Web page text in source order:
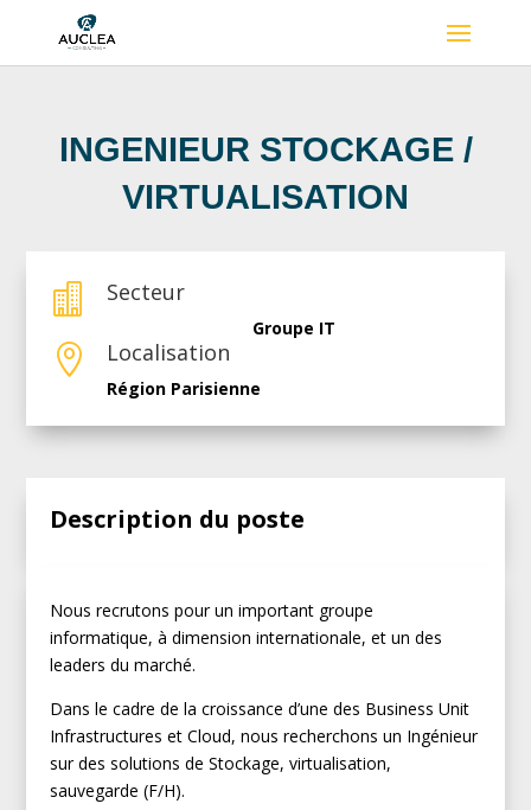
INGENIEUR STOCKAGE /
VIRTUALISATION
 Secteur
Groupe IT
 Localisation
Région Parisienne
Description du poste
Nous recrutons pour un important groupe
informatique, à dimension internationale, et un des
leaders du marché.
Dans le cadre de la croissance d’une des Business Unit
Infrastructures et Cloud, nous recherchons un Ingénieur
sur des solutions de Stockage, virtualisation,
sauvegarde (F/H).